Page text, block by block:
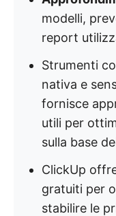
modelli,
report
Strumenti
nativa e
fornisce
utili per
sulla base
ClickUp
gratuiti per
stabilire le